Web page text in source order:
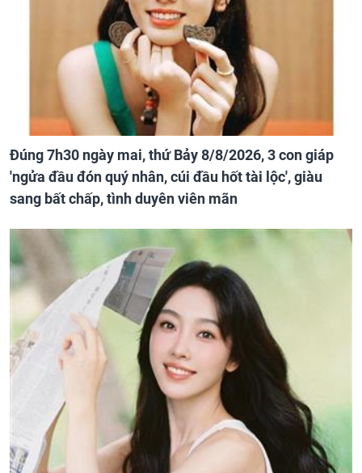
Đúng 7h30 ngày mai, thứ Bảy 8/8/2026, 3 con giáp
'ngửa đầu đón quý nhân, cúi đầu hốt tài lộc', giàu
sang bất chấp, tình duyên viên mãn